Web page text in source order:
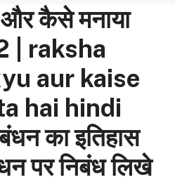
और कैसे मनाया
| raksha
aur kaise
hai hindi
का इतिहास
पर निबंध लिखे